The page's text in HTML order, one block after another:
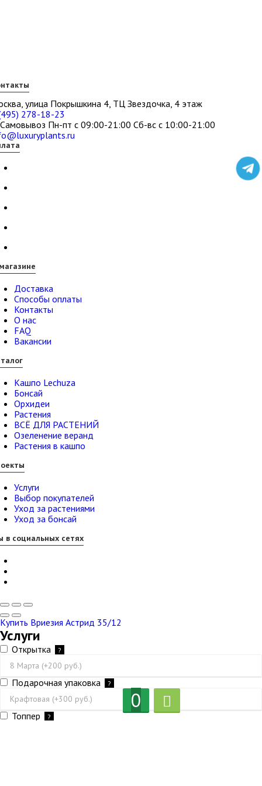
улица Покрышкина 4, ТЦ Звездочка, 4 этаж
278-18-23
Пн-пт с 09:00-21:00 Сб-вс с 10:00-21:00
Доставка
Способы оплаты
Контакты
О нас
FAQ
Вакансии
Кашпо Lechuza
Бонсай
Орхидеи
Растения
ВСЁ ДЛЯ РАСТЕНИЙ
Озеленение веранд
Растения в кашпо
Услуги
Выбор покупателей
Уход за растениями
Уход за бонсай
в социальных сетях
Купить Вриезия Астрид 35/12
Услуги
Открытка ?
Подарочная упаковка ?
Топпер ?
0